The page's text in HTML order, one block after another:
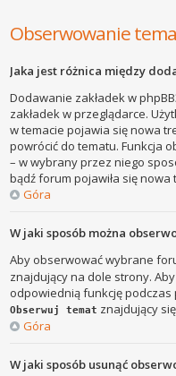
Obserwowanie
Jaka jest różnica między
Dodawanie zakładek w
zakładek w przeglądarce.
w temacie pojawia się nowa
powrócić do tematu. Funkcja
– w wybrany przez niego
bądź forum pojawiła się nowa
Góra
W jaki sposób można
Aby obserwować wybrane
znajdujący na dole strony.
odpowiednią funkcję
Obserwuj temat znajdujący
Góra
W jaki sposób usunąć